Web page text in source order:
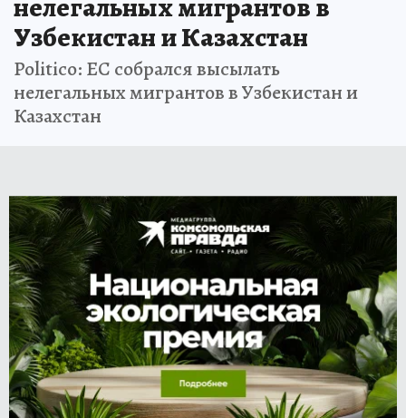
нелегальных мигрантов в
Узбекистан и Казахстан
Politico: ЕС собрался высылать
нелегальных мигрантов в Узбекистан и
Казахстан